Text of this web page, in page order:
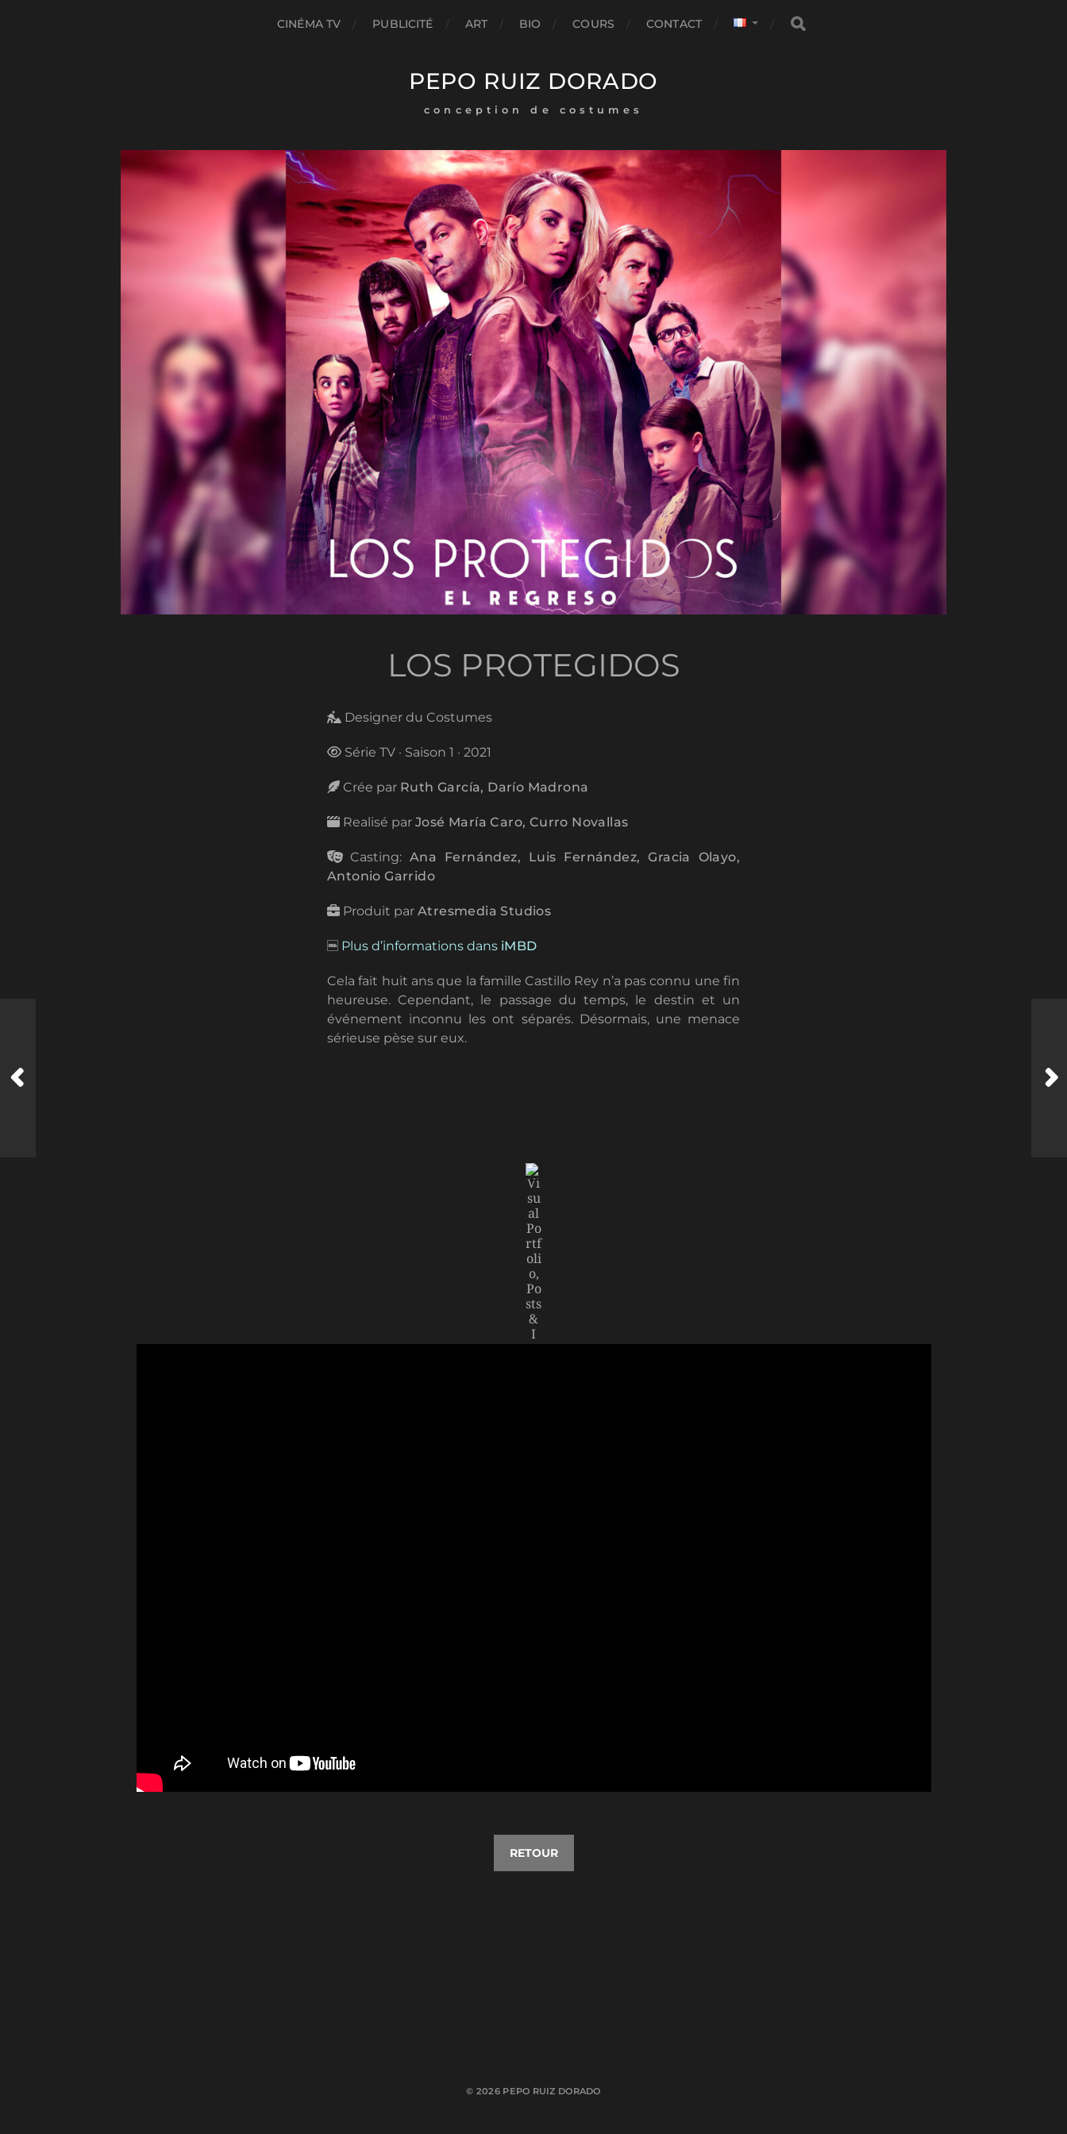
CINÉMA TV PUBLICITÉ ART BIO COURS CONTACT
PEPO RUIZ DORADO
conception de costumes
LOS PROTEGIDOS
Designer du Costumes
Série TV · Saison 1 · 2021
Crée par Ruth García, Darío Madrona
Realisé par José María Caro, Curro Novallas
Casting: Ana Fernández, Luis Fernández, Gracia Olayo,
Antonio Garrido
Produit par Atresmedia Studios
Plus d’informations dans iMBD
Cela fait huit ans que la famille Castillo Rey n’a pas connu une fin
heureuse. Cependant, le passage du temps, le destin et un
événement inconnu les ont séparés. Désormais, une menace
sérieuse pèse sur eux.
RETOUR
© 2026 PEPO RUIZ DORADO